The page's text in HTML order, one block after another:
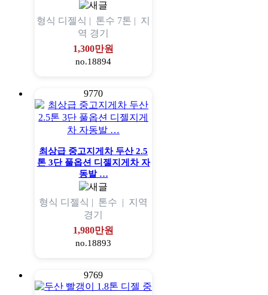
형식 디젤식 | 톤수 7톤 | 지
역 경기
1,300만원
no.18894
9770
최상급 중고지게차 두산 2.5
톤 3단 풀옵션 디젤지게차 자
동발 …
형식 디젤식 | 톤수 | 지역
경기
1,980만원
no.18893
9769